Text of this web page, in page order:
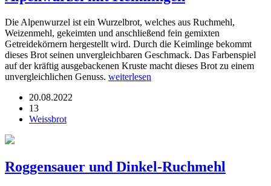
Die Alpenwurzel ist ein Wurzelbrot, welches aus Ruchmehl,
Weizenmehl, gekeimten und anschließend fein gemixten
Getreidekörnern hergestellt wird. Durch die Keimlinge bekommt
dieses Brot seinen unvergleichbaren Geschmack. Das Farbenspiel
auf der kräftig ausgebackenen Kruste macht dieses Brot zu einem
unvergleichlichen Genuss. weiterlesen
20.08.2022
13
Weissbrot
Roggensauer und Dinkel-Ruchmehl